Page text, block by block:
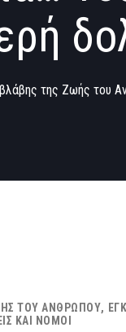
της Ζωής του
ΤΟΥ ΑΝΘΡΏΠΟΥ
ΚΑΙ ΝΌΜΟΙ